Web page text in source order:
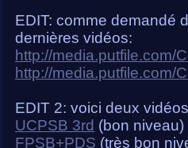
EDIT: comme demandé
dernières vidéos:
http://media.putfile.com/
http://media.putfile.com/
EDIT 2: voici deux
UCPSB 3rd (bon niveau)
FPSB+PDS (très bon